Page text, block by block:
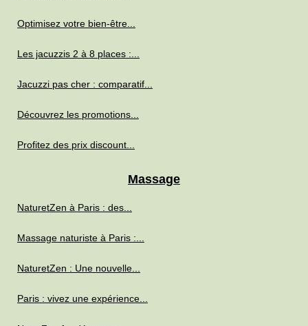
Optimisez votre bien-être...
Les jacuzzis 2 à 8 places :...
Jacuzzi pas cher : comparatif...
Découvrez les promotions...
Profitez des prix discount...
Massage
NaturetZen à Paris : des...
Massage naturiste à Paris :...
NaturetZen : Une nouvelle...
Paris : vivez une expérience...